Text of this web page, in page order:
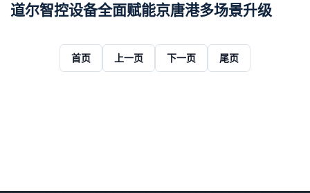
道尔智控设备全面赋能京唐港多场景升级
首页 上一页 下一页 尾页